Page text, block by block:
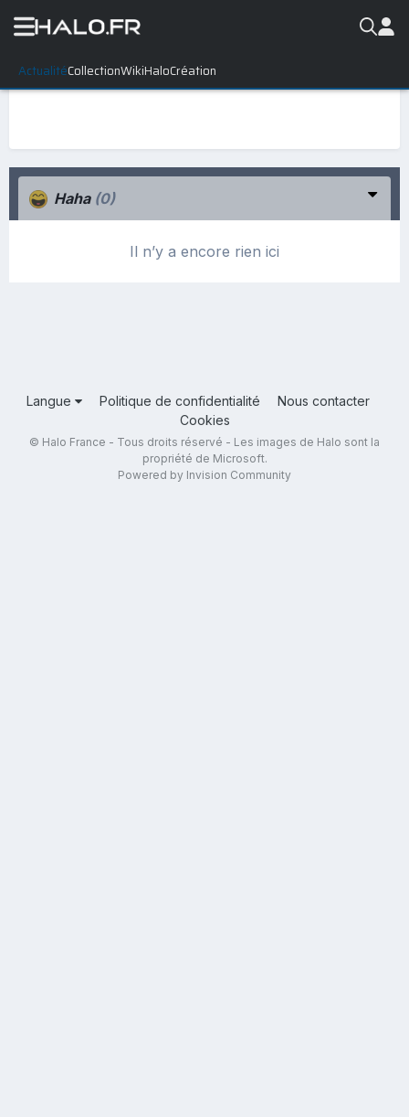
ActualitéCollectionWikiHaloCréation
Haha (0)
Il n’y a encore rien ici
Langue Politique de confidentialité
Nous contacter
Cookies
© Halo France - Tous droits réservé - Les images de Halo sont la
propriété de Microsoft.
Powered by Invision Community